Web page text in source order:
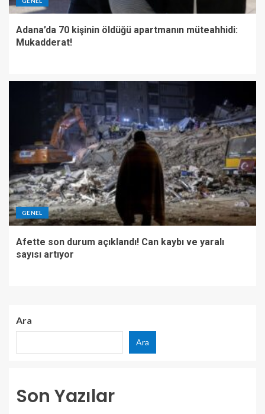
Adana’da 70 kişinin öldüğü apartmanın müteahhidi:
Mukadderat!
GENEL
Afette son durum açıklandı! Can kaybı ve yaralı
sayısı artıyor
Ara
Ara
Son Yazılar